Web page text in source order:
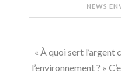
NEWS
« À quoi sert
l’environnement ? »